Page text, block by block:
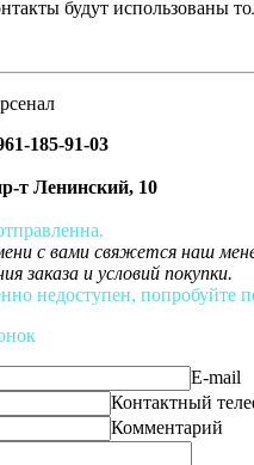
будут использованы
185-91-03
т Ленинский, 10
с вами свяжется наш
заказа и условий покупки.
недоступен, попробуйте
E-mail
Контактный
Комментарий